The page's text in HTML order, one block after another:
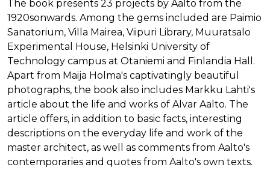
The book presents 23 projects by Aalto from the
1920sonwards. Among the gems included are Paimio
Sanatorium, Villa Mairea, Viipuri Library, Muuratsalo
Experimental House, Helsinki University of
Technology campus at Otaniemi and Finlandia Hall.
Apart from Maija Holma's captivatingly beautiful
photographs, the book also includes Markku Lahti's
article about the life and works of Alvar Aalto. The
article offers, in addition to basic facts, interesting
descriptions on the everyday life and work of the
master architect, as well as comments from Aalto's
contemporaries and quotes from Aalto's own texts.